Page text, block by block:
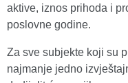
aktive, iznos prihoda i
poslovne godine.
Za sve subjekte koji su
najmanje jedno